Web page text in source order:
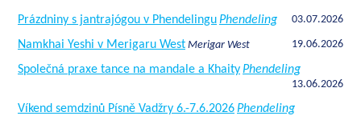
Prázdniny s jantrajógou v PhendelinguPhendeling 03.07.2026
Namkhai Yeshi v Merigaru West Merigar West 19.06.2026
Společná praxe tance na mandale a KhaityPhendeling
13.06.2026
Víkend semdzinů Písně Vadžry 6.-7.6.2026Phendeling